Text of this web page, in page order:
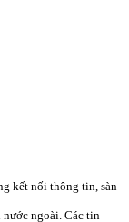
kết nối thông tin, sàn
ngoài. Các tin